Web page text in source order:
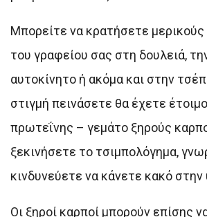
Μπορείτε να κρατήσετε
του γραφείου σας στη δουλειά,
αυτοκίνητο ή ακόμα και στην
στιγμή πεινάσετε θα έχετε
πρωτεΐνης – γεμάτο ξηρούς
ξεκινήσετε το τσιμπολόγημα,
κινδυνεύετε να κάνετε κακό στην
Οι ξηροί καρποί μπορούν επίσης